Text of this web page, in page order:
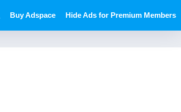
Buy Adspace Hide Ads for Premium Members